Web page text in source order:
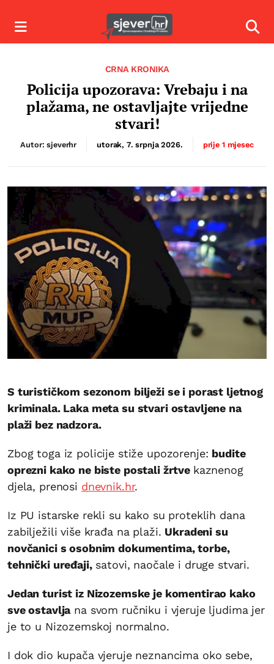
Izbornik
CRNA KRONIKA
Policija upozorava: Vrebaju i na
plažama, ne ostavljajte vrijedne
stvari!
Autor: sjeverhr utorak, 7. srpnja 2026. prije 1 mjesec
S turističkom sezonom bilježi se i porast ljetnog
kriminala. Laka meta su stvari ostavljene na
plaži bez nadzora.
Zbog toga iz policije stiže upozorenje: budite
oprezni kako ne biste postali žrtve kaznenog
djela, prenosi dnevnik.hr.
Iz PU istarske rekli su kako su proteklih dana
zabilježili više krađa na plaži. Ukradeni su
novčanici s osobnim dokumentima, torbe,
tehnički uređaji,satovi, naočale i druge stvari.
Jedan turist iz Nizozemske je komentirao kako
sve ostavljana svom ručniku i vjeruje ljudima jer
je to u Nizozemskoj normalno.
I dok dio kupača vjeruje neznancima oko sebe,